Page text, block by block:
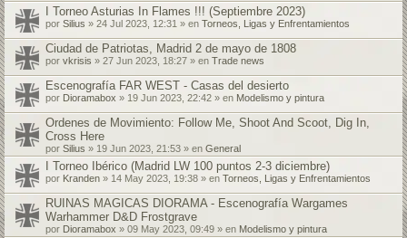
I Torneo Asturias In Flames !!! (Septiembre 2023)
por Silius » 24 Jul 2023, 12:31 » en Torneos, Ligas y Enfrentamientos
Ciudad de Patriotas, Madrid 2 de mayo de 1808
por vkrisis » 27 Jun 2023, 18:27 » en Trade news
Escenografía FAR WEST - Casas del desierto
por Dioramabox » 19 Jun 2023, 22:42 » en Modelismo y pintura
Ordenes de Movimiento: Follow Me, Shoot And Scoot, Dig In,
Cross Here
por Silius » 19 Jun 2023, 21:53 » en General
I Torneo Ibérico (Madrid LW 100 puntos 2-3 diciembre)
por Kranden » 14 May 2023, 19:38 » en Torneos, Ligas y Enfrentamientos
RUINAS MAGICAS DIORAMA - Escenografía Wargames
Warhammer D&D Frostgrave
por Dioramabox » 09 May 2023, 09:49 » en Modelismo y pintura